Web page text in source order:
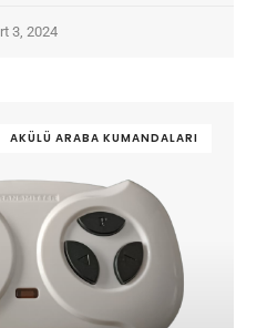
3, 2024
AKÜLÜ ARABA KUMANDALARI